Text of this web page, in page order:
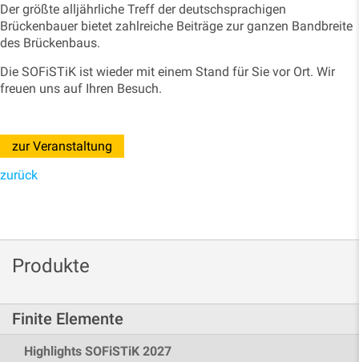
Der größte alljährliche Treff der deutschsprachigen
Brückenbauer bietet zahlreiche Beiträge zur ganzen Bandbreite
des Brückenbaus.
Die SOFiSTiK ist wieder mit einem Stand für Sie vor Ort. Wir
freuen uns auf Ihren Besuch.
zur Veranstaltung
zurück
Produkte
Finite Elemente
Highlights SOFiSTiK 2027